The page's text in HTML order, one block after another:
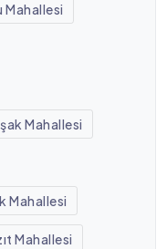
Mahallesi
Mahallesi
Mahallesi